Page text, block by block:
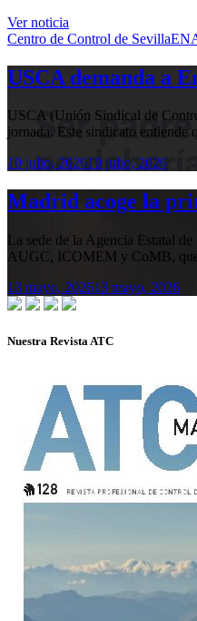
Ver noticia
Centro de Control de Sevilla
USCA demanda a
USCA (Unión Sindical de
jornada. Este sindicato entiende
10 julio, 202610 julio, 2026
Madrid acoge la
La sede de la Agencia Estatal
AUGC, ICOMEM y CoMB,
13 mayo, 202613 mayo, 2026
Nuestra Revista ATC